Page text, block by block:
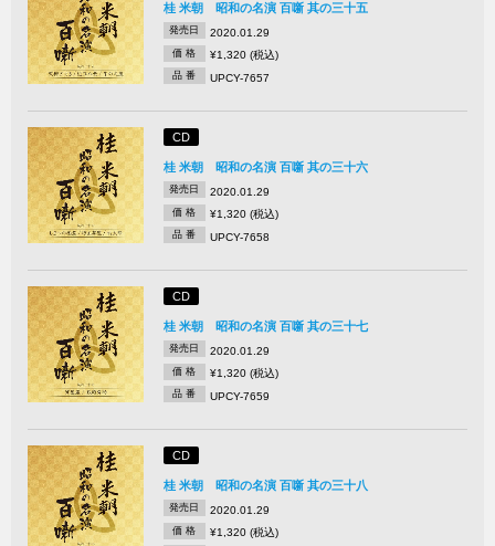
桂 米朝 昭和の名演 百噺 其の三十五
発売日 2020.01.29
価 格 ¥1,320 (税込)
品 番 UPCY-7657
CD
桂 米朝 昭和の名演 百噺 其の三十六
発売日 2020.01.29
価 格 ¥1,320 (税込)
品 番 UPCY-7658
CD
桂 米朝 昭和の名演 百噺 其の三十七
発売日 2020.01.29
価 格 ¥1,320 (税込)
品 番 UPCY-7659
CD
桂 米朝 昭和の名演 百噺 其の三十八
発売日 2020.01.29
価 格 ¥1,320 (税込)